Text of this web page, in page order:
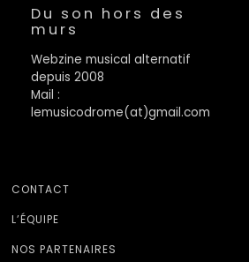
Du son hors des
murs
Webzine musical alternatif
depuis 2008
Mail :
lemusicodrome(at)gmail.com
CONTACT
L’ÉQUIPE
NOS PARTENAIRES